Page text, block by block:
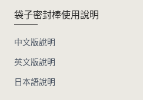
袋子密封棒使用說明
中文版說明
英文版說明
日本語說明